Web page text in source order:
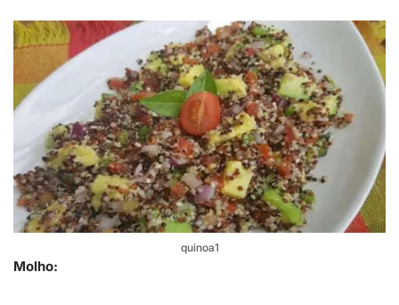
quinoa1
Molho: